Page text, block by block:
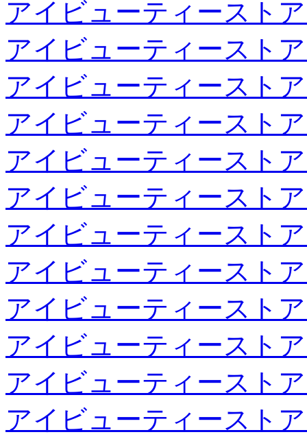
アイビューティースト
アイビューティースト
アイビューティースト
アイビューティースト
アイビューティースト
アイビューティースト
アイビューティースト
アイビューティースト
アイビューティースト
アイビューティースト
アイビューティースト
アイビューティースト